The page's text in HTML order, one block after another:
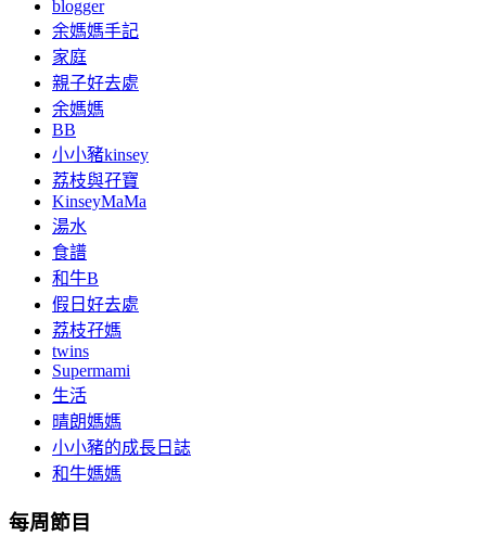
blogger
余媽媽手記
家庭
親子好去處
余媽媽
BB
小小豬kinsey
荔枝與孖寶
KinseyMaMa
湯水
食譜
和牛B
假日好去處
荔枝孖媽
twins
Supermami
生活
晴朗媽媽
小小豬的成長日誌
和牛媽媽
每周節目